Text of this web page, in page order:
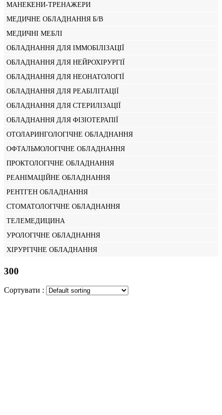
МАНЕКЕНИ-ТРЕНАЖЕРИ
МЕДИЧНЕ ОБЛАДНАННЯ Б/В
МЕДИЧНІ МЕБЛІ
ОБЛАДНАННЯ ДЛЯ ІММОБІЛІЗАЦІЇ
ОБЛАДНАННЯ ДЛЯ НЕЙРОХІРУРГІЇ
ОБЛАДНАННЯ ДЛЯ НЕОНАТОЛОГІЇ
ОБЛАДНАННЯ ДЛЯ РЕАБІЛІТАЦІЇ
ОБЛАДНАННЯ ДЛЯ СТЕРИЛІЗАЦІЇ
ОБЛАДНАННЯ ДЛЯ ФІЗІОТЕРАПІЇ
ОТОЛАРИНГОЛОГІЧНЕ ОБЛАДНАННЯ
ОФТАЛЬМОЛОГІЧНЕ ОБЛАДНАННЯ
ПРОКТОЛОГІЧНЕ ОБЛАДНАННЯ
РЕАНІМАЦІЙНЕ ОБЛАДНАННЯ
РЕНТГЕН ОБЛАДНАННЯ
СТОМАТОЛОГІЧНЕ ОБЛАДНАННЯ
ТЕЛЕМЕДИЦИНА
УРОЛОГІЧНЕ ОБЛАДНАННЯ
ХІРУРГІЧНЕ ОБЛАДНАННЯ
300
Сортувати :